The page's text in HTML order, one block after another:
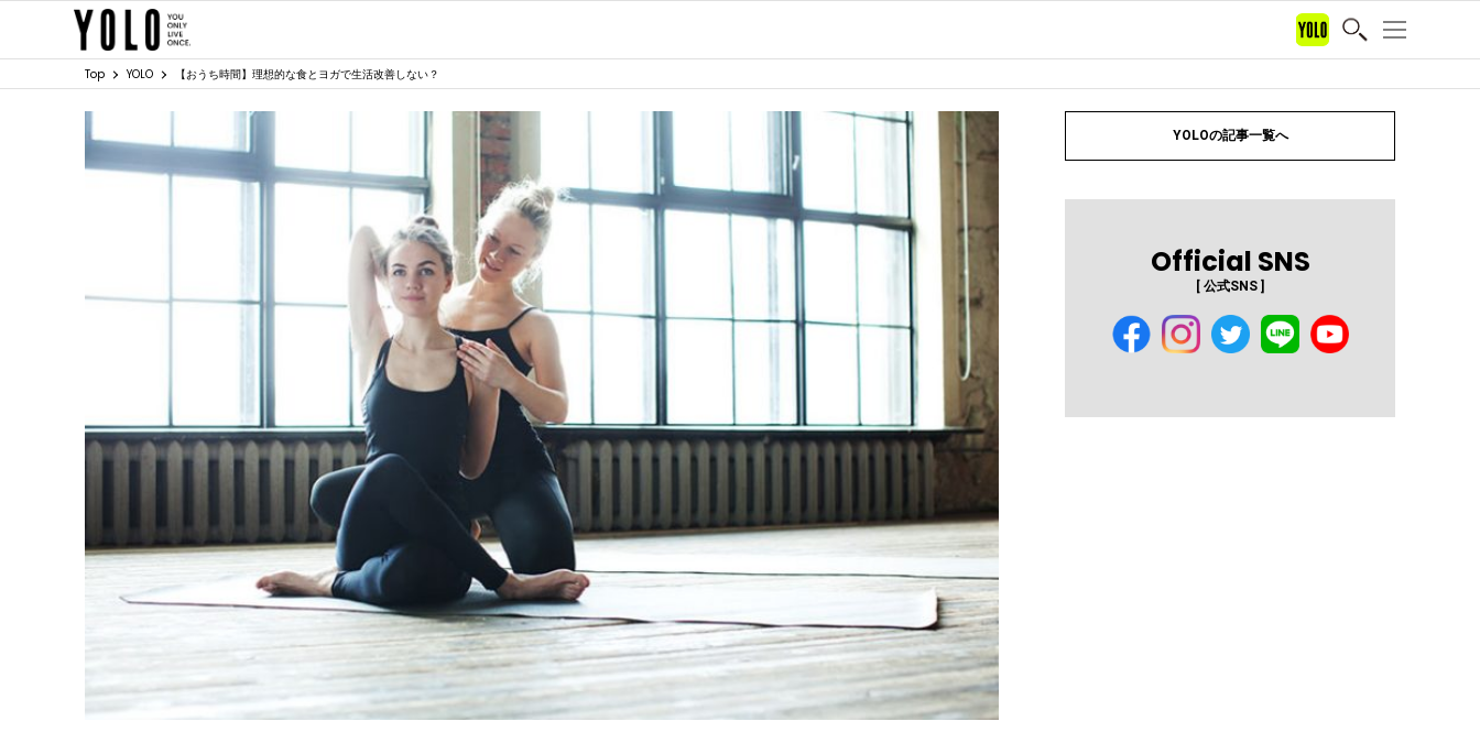
Top YOLO 【おうち時間】理想的な食とヨガで生活改善しない？
YOLOの記事一覧へ
Official SNS
[ 公式SNS ]